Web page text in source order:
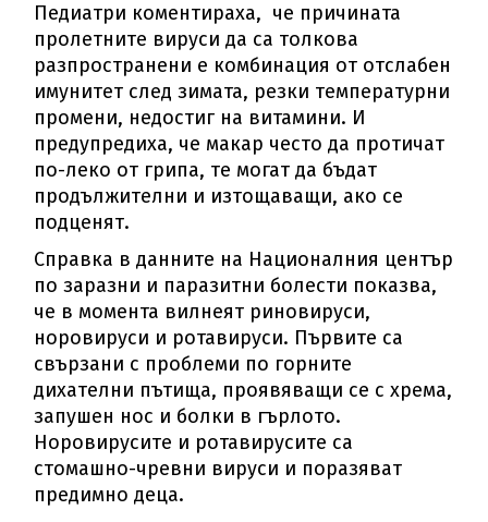
Педиатри коментираха, че причината
пролетните вируси да са толкова
разпространени е комбинация от отслабен
имунитет след зимата, резки температурни
промени, недостиг на витамини. И
предупредиха, че макар често да протичат
по-леко от грипа, те могат да бъдат
продължителни и изтощаващи, ако се
подценят.
Справка в данните на Националния център
по заразни и паразитни болести показва,
че в момента вилнеят риновируси,
норовируси и ротавируси. Първите са
свързани с проблеми по горните
дихателни пътища, проявяващи се с хрема,
запушен нос и болки в гърлото.
Норовирусите и ротавирусите са
стомашно-чревни вируси и поразяват
предимно деца.